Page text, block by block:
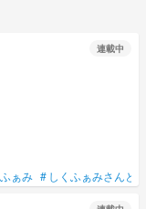
連載中
ぁみ # しくふぁみさんと